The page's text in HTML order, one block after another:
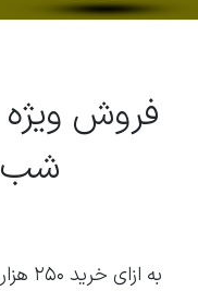
فروش
شب
به ازای خرید 250 هزار تومان از فروشگاه اینترنتی کاتریر